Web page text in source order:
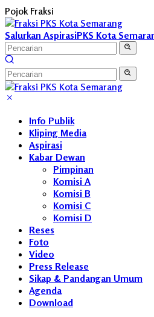
Langsung
ke
konten
Pojok Fraksi
Salurkan AspirasiPKS Kota
Info Publik
Kliping Media
Aspirasi
Kabar Dewan
Pimpinan
Komisi A
Komisi B
Komisi C
Komisi D
Reses
Foto
Video
Press Release
Sikap & Pandangan Umum
Agenda
Download